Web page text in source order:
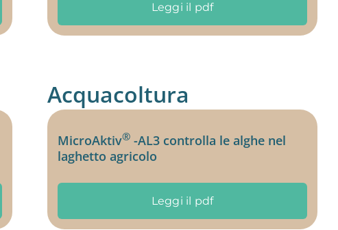
Leggi il pdf
Acquacoltura
MicroAktiv® -AL3 controlla le alghe nel
laghetto agricolo
Leggi il pdf